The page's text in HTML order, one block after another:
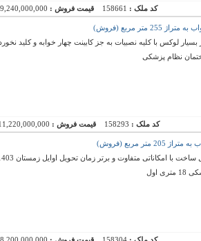
کد ملک : 158661 قیمت فروش : 9,240,000,000 تومان
متر مربع (فروش)
لوکس با کلیه نصبیات به جز کابینت چهار خوابه و کلید
نظام پزشکی
کد ملک : 158293 قیمت فروش : 11,220,000,000
مربع (فروش)
با امکاناتی متفاوت و برتر زمان تحویل اوایل زمستان 1403
اول